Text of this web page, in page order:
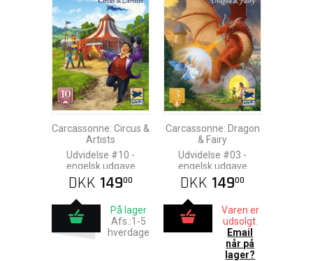
Carcassonne: Circus &
Artists
Udvidelse #10 -
engelsk udgave
DKK 14900
På lager
Afs.:1-5
hverdage
Carcassonne: Dragon
& Fairy
Udvidelse #03 -
engelsk udgave
DKK 14900
Varen er
udsolgt.
Email
når på
lager?